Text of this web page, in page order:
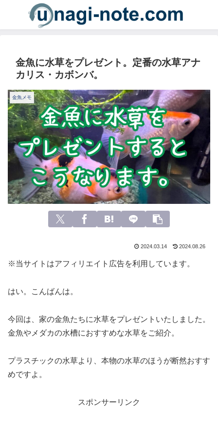
金魚に水草をプレゼント。定番の水草アナ
カリス・カボンバ。
金魚メモ
2024.03.14 2024.08.26
※当サイトはアフィリエイト広告を利用しています。
はい。こんばんは。
今回は、家の金魚たちに水草をプレゼントいたしました。
金魚やメダカの水槽におすすめな水草をご紹介。
プラスチックの水草より、本物の水草のほうが断然おすす
めですよ。
スポンサーリンク